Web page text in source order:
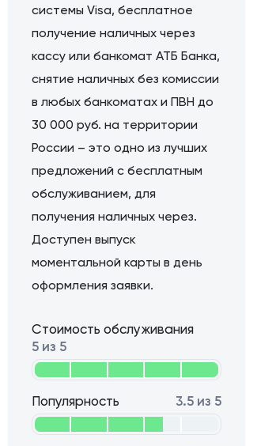
системы Visa, бесплатное
получение наличных через
кассу или банкомат АТБ Банка,
снятие наличных без комиссии
в любых банкоматах и ПВН до
30 000 руб. на территории
России – это одно из лучших
предложений с бесплатным
обслуживанием, для
получения наличных через.
Доступен выпуск
моментальной карты в день
оформления заявки.
Стоимость обслуживания
5 из 5
Популярность 3.5 из 5